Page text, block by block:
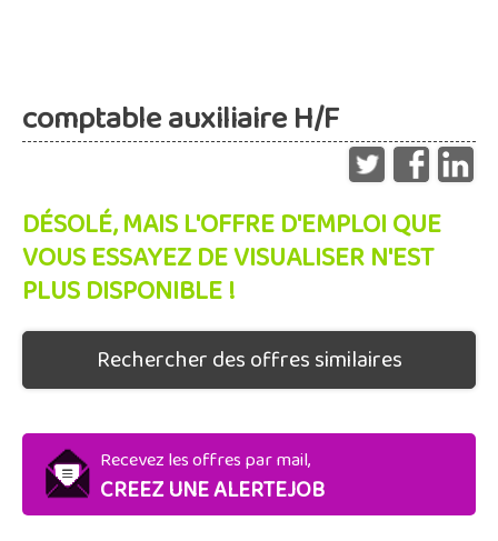
comptable auxiliaire H/F
DÉSOLÉ, MAIS L'OFFRE D'EMPLOI QUE
VOUS ESSAYEZ DE VISUALISER N'EST
PLUS DISPONIBLE !
Rechercher des offres similaires
Recevez les offres par mail,
CREEZ UNE ALERTEJOB